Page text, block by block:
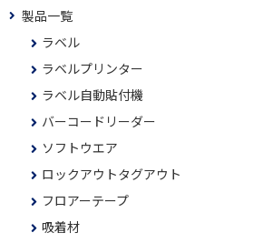
製品一覧
ラベル
ラベルプリンター
ラベル自動貼付機
バーコードリーダー
ソフトウエア
ロックアウトタグアウト
フロアーテープ
吸着材